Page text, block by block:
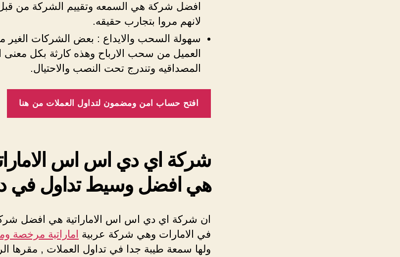
افضل شركة هي السمعه وتقييم الشركة من قبل
لانهم مروا بتجارب حقيقه.
سهولة السحب والايداع : بعض الشركات الغير
العميل من سحب الارباح وهذه كارثة بكل معنى
المصداقيه وتندرج تحت النصب والاحتيال.
افتح حساب امن ومضمون لتداول العملات من هنا
هي افضل وسيط تداول في
ان شركة اي دي اس اس الاماراتية هي افضل
في الامارات وهي شركة عربية
اماراتية مرخصة
ولها سمعة طيبة جدا في تداول العملات , مقرها